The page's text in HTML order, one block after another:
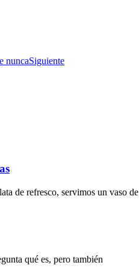
nuncaSiguiente
de refresco, servimos un vaso de
qué es, pero también